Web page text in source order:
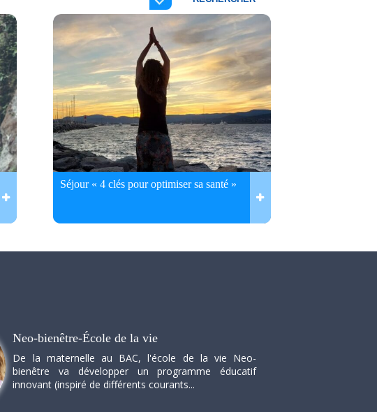
Séjour « 4 clés pour optimiser sa santé »
Neo-bienêtre-École de la vie
De la maternelle au BAC, l'école de la vie Neo-
bienêtre va développer un programme éducatif
innovant (inspiré de différents courants...